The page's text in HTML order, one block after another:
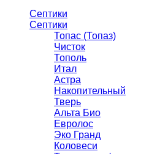
Септики
Септики
Топас (Топаз)
Чисток
Тополь
Итал
Астра
Накопительный
Тверь
Альта Био
Евролос
Эко Гранд
Коловеси